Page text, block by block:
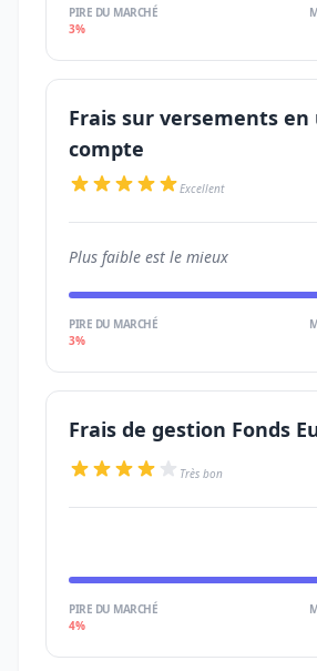
PIRE DU MARCHÉ
3%
Frais sur versements
compte
Excellent
Plus faible est le mieux
PIRE DU MARCHÉ
3%
Frais de gestion Fonds
Très bon
PIRE DU MARCHÉ
4%